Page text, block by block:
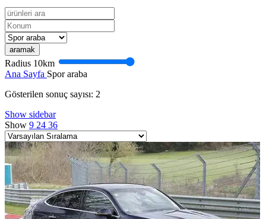
aramak
Radius 10km
Ana Sayfa Spor araba
Gösterilen sonuç sayısı: 2
Show sidebar
Show 9 24 36